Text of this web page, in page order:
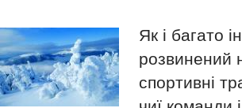
Як і багато
розвинений
спортивні